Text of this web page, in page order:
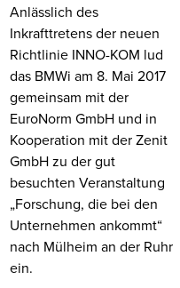
Anlässlich des
Inkrafttretens der neuen
Richtlinie INNO-KOM lud
das BMWi am 8. Mai 2017
gemeinsam mit der
EuroNorm GmbH und in
Kooperation mit der Zenit
GmbH zu der gut
besuchten Veranstaltung
„Forschung, die bei den
Unternehmen ankommt“
nach Mülheim an der Ruhr
ein.